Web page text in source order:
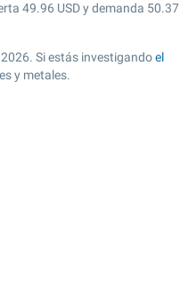
49.96 USD y demanda 50.37
Si estás investigandoel
y metales.